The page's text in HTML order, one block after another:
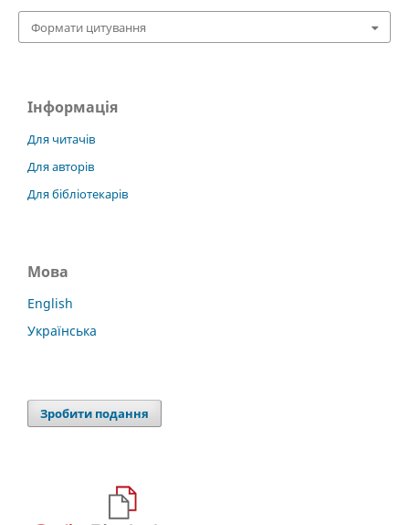
Формати цитування
Інформація
Для читачів
Для авторів
Для бібліотекарів
Мова
English
Українська
Зробити подання